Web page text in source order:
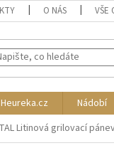
O NÁS VŠE
Heureka.cz Nádobí
Litinová grilovací